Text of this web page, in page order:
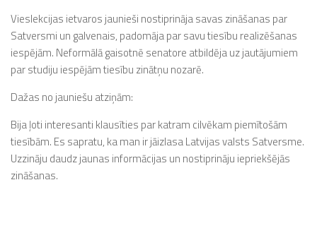
Vieslekcijas ietvaros jaunieši nostiprināja savas zināšanas par
Satversmi un galvenais, padomāja par savu tiesību realizēšanas
iespējām. Neformālā gaisotnē senatore atbildēja uz jautājumiem
par studiju iespējām tiesību zinātņu nozarē.
Dažas no jauniešu atziņām:
Bija ļoti interesanti klausīties par katram cilvēkam piemītošām
tiesībām. Es sapratu, ka man ir jāizlasa Latvijas valsts Satversme.
Uzzināju daudz jaunas informācijas un nostiprināju iepriekšējās
zināšanas.